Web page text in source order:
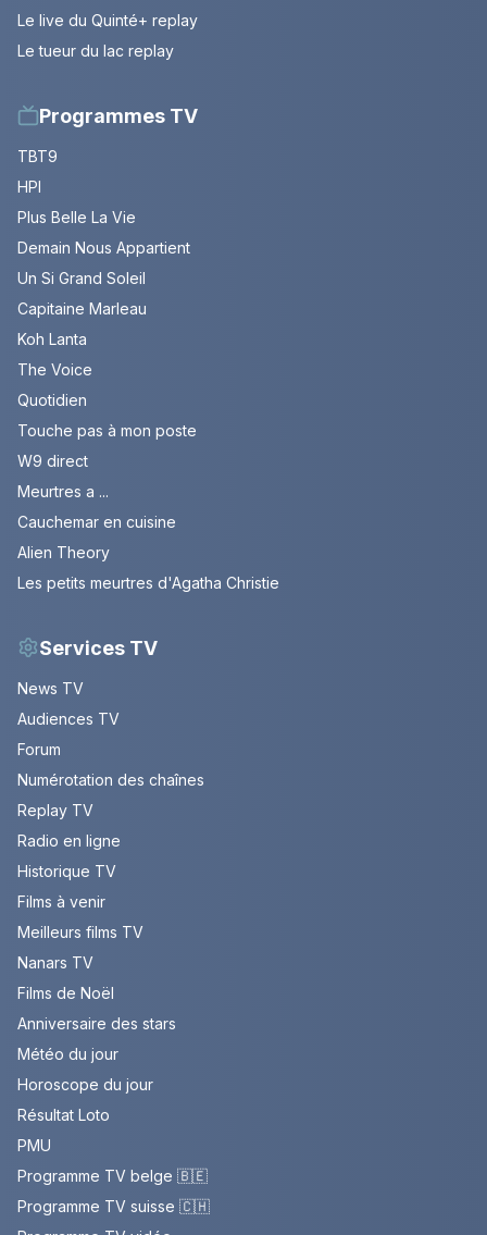
Le live du Quinté+ replay
Le tueur du lac replay
Programmes TV
TBT9
HPI
Plus Belle La Vie
Demain Nous Appartient
Un Si Grand Soleil
Capitaine Marleau
Koh Lanta
The Voice
Quotidien
Touche pas à mon poste
W9 direct
Meurtres a ...
Cauchemar en cuisine
Alien Theory
Les petits meurtres d'Agatha Christie
Services TV
News TV
Audiences TV
Forum
Numérotation des chaînes
Replay TV
Radio en ligne
Historique TV
Films à venir
Meilleurs films TV
Nanars TV
Films de Noël
Anniversaire des stars
Météo du jour
Horoscope du jour
Résultat Loto
PMU
Programme TV belge 🇧🇪
Programme TV suisse 🇨🇭